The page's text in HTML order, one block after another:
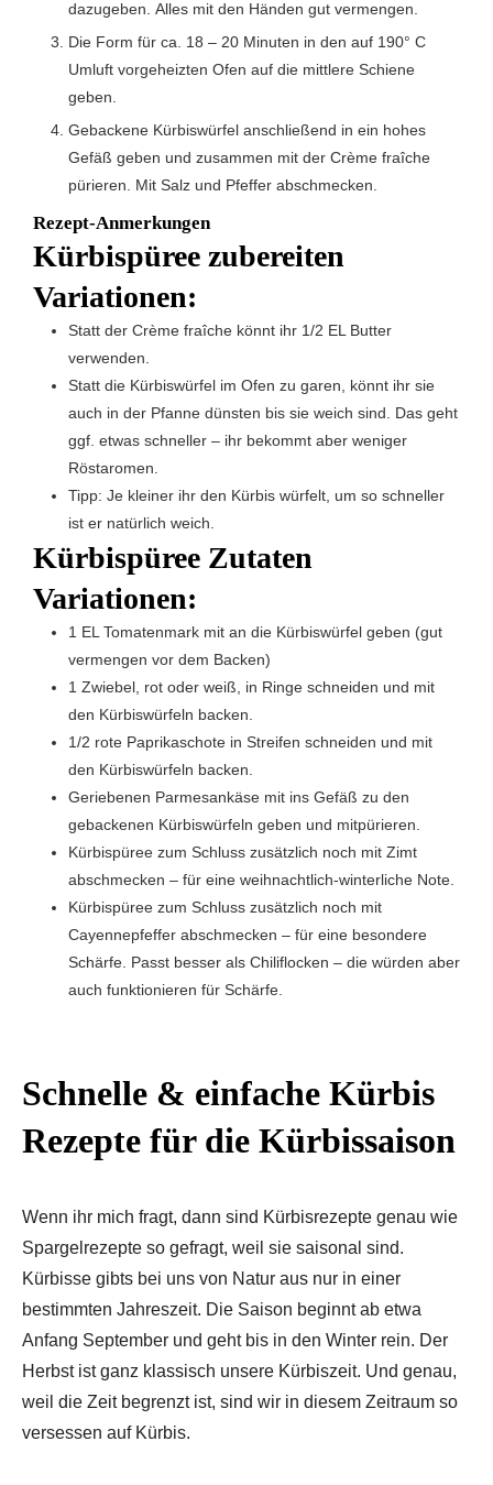
dazugeben. Alles mit den Händen gut vermengen.
Die Form für ca. 18 – 20 Minuten in den auf 190° C
Umluft vorgeheizten Ofen auf die mittlere Schiene
geben.
Gebackene Kürbiswürfel anschließend in ein hohes
Gefäß geben und zusammen mit der Crème fraîche
pürieren. Mit Salz und Pfeffer abschmecken.
Rezept-Anmerkungen
Kürbispüree zubereiten
Variationen:
Statt der Crème fraîche könnt ihr 1/2 EL Butter
verwenden.
Statt die Kürbiswürfel im Ofen zu garen, könnt ihr sie
auch in der Pfanne dünsten bis sie weich sind. Das geht
ggf. etwas schneller – ihr bekommt aber weniger
Röstaromen.
Tipp: Je kleiner ihr den Kürbis würfelt, um so schneller
ist er natürlich weich.
Kürbispüree Zutaten
Variationen:
1 EL Tomatenmark mit an die Kürbiswürfel geben (gut
vermengen vor dem Backen)
1 Zwiebel, rot oder weiß, in Ringe schneiden und mit
den Kürbiswürfeln backen.
1/2 rote Paprikaschote in Streifen schneiden und mit
den Kürbiswürfeln backen.
Geriebenen Parmesankäse mit ins Gefäß zu den
gebackenen Kürbiswürfeln geben und mitpürieren.
Kürbispüree zum Schluss zusätzlich noch mit Zimt
abschmecken – für eine weihnachtlich-winterliche Note.
Kürbispüree zum Schluss zusätzlich noch mit
Cayennepfeffer abschmecken – für eine besondere
Schärfe. Passt besser als Chiliflocken – die würden aber
auch funktionieren für Schärfe.
Schnelle & einfache Kürbis
Rezepte für die Kürbissaison
Wenn ihr mich fragt, dann sind Kürbisrezepte genau wie
Spargelrezepte so gefragt, weil sie saisonal sind.
Kürbisse gibts bei uns von Natur aus nur in einer
bestimmten Jahreszeit. Die Saison beginnt ab etwa
Anfang September und geht bis in den Winter rein. Der
Herbst ist ganz klassisch unsere Kürbiszeit. Und genau,
weil die Zeit begrenzt ist, sind wir in diesem Zeitraum so
versessen auf Kürbis.